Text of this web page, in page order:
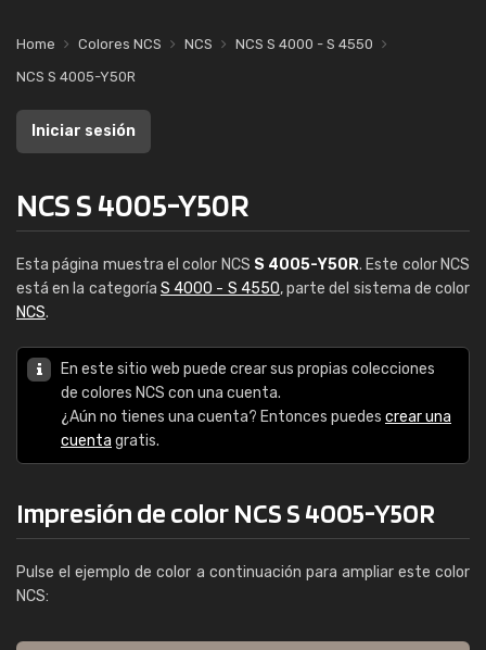
Home Colores NCS NCS
NCS S 4000 - S 4550
NCS S 4005-Y50R
Iniciar sesión
NCS S 4005-Y50R
Esta página muestra el color NCS S 4005-Y50R. Este color NCS
está en la categoría S 4000 - S 4550, parte del sistema de color
NCS.
En este sitio web puede crear sus propias colecciones
de colores NCS con una cuenta.
¿Aún no tienes una cuenta? Entonces puedes crear una
cuenta gratis.
Impresión de color NCS S 4005-Y50R
Pulse el ejemplo de color a continuación para ampliar este color
NCS: